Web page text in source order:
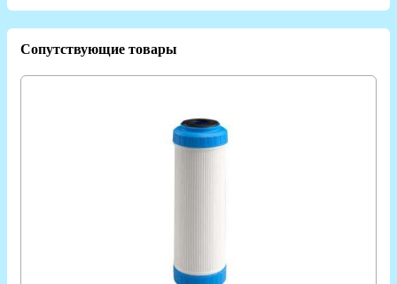
Сопутствующие товары